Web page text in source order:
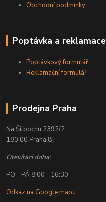
Obchodní podmínky
Poptávka a reklamace
Poptávkový formulář
Reklamační formulář
Prodejna Praha
Na Šilbochu 2392/2
180 00 Praha 8
Otevírací doba:
PO - PÁ 8:00 - 16:30
Odkaz na Google mapu